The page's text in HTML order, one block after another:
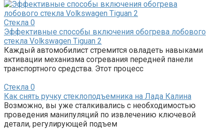
Стекла 0
Эффективные способы включения обогрева лобового
стекла Volkswagen Tiguan 2
Каждый автомобилист стремится овладеть навыками
активации механизма согревания передней панели
транспортного средства. Этот процесс
Стекла 0
Как снять ручку стеклоподъемника на Лада Калина
Возможно, вы уже сталкивались с необходимостью
проведения манипуляций по извлечению ключевой
детали, регулирующей подъем